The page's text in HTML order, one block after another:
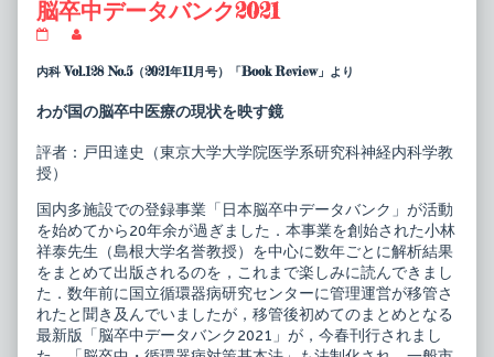
脳卒中データバンク2021
中
タ
ン
ク
2021
published
on
posts
author
脳
デ
ー
タ
バ
ン
ク
2021,
内科 Vol.128 No.5（2021年11月号）「Book Review」より
わが国の脳卒中医療の現状を映す鏡
評者：戸田達史（東京大学大学院医学系研究科神経内科学教
授）
国内多施設での登録事業「日本脳卒中データバンク」が活動
を始めてから20年余が過ぎました．本事業を創始された小林
祥泰先生（島根大学名誉教授）を中心に数年ごとに解析結果
をまとめて出版されるのを，これまで楽しみに読んできまし
た．数年前に国立循環器病研究センターに管理運営が移管さ
れたと聞き及んでいましたが，移管後初めてのまとめとなる
最新版「脳卒中データバンク2021」が，今春刊行されまし